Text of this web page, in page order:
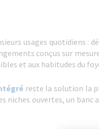
usages quotidiens :
conçus sur
et aux habitudes du
reste la solution la
niches ouvertes, un